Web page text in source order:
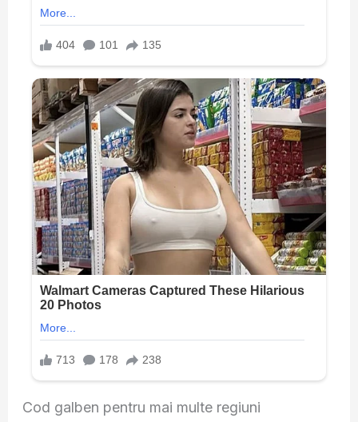
Cod galben pentru mai multe regiuni